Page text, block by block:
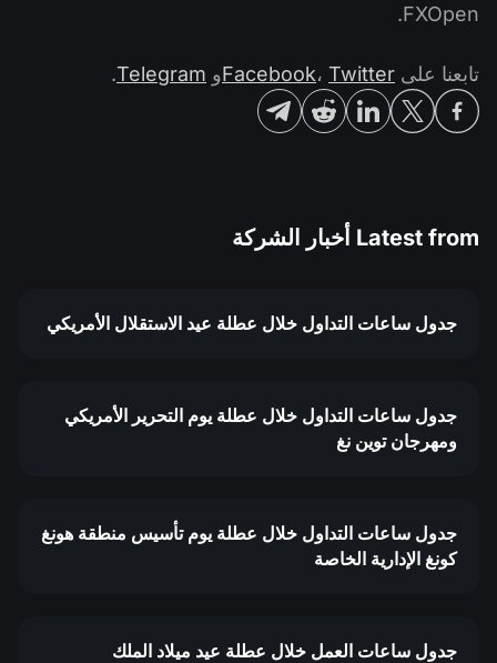
FXOpen.
تابعنا على Facebook، Twitter و Telegram
.
Latest from أخبار الشركة
جدول ساعات التداول خلال عطلة عيد الاستقلال الأمريكي
جدول ساعات التداول خلال عطلة يوم التحرير الأمريكي
ومهرجان توين نغ
جدول ساعات التداول خلال عطلة يوم تأسيس منطقة هونغ
كونغ الإدارية الخاصة
جدول ساعات العمل خلال عطلة عيد ميلاد الملك